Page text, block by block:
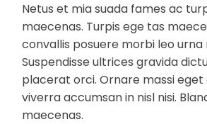
Netus et mia suada fames ac
maecenas. Turpis ege tas
convallis posuere morbi leo urna
Suspendisse ultrices gravida
placerat orci. Ornare massi eget
viverra accumsan in nisl nisi.
maecenas.